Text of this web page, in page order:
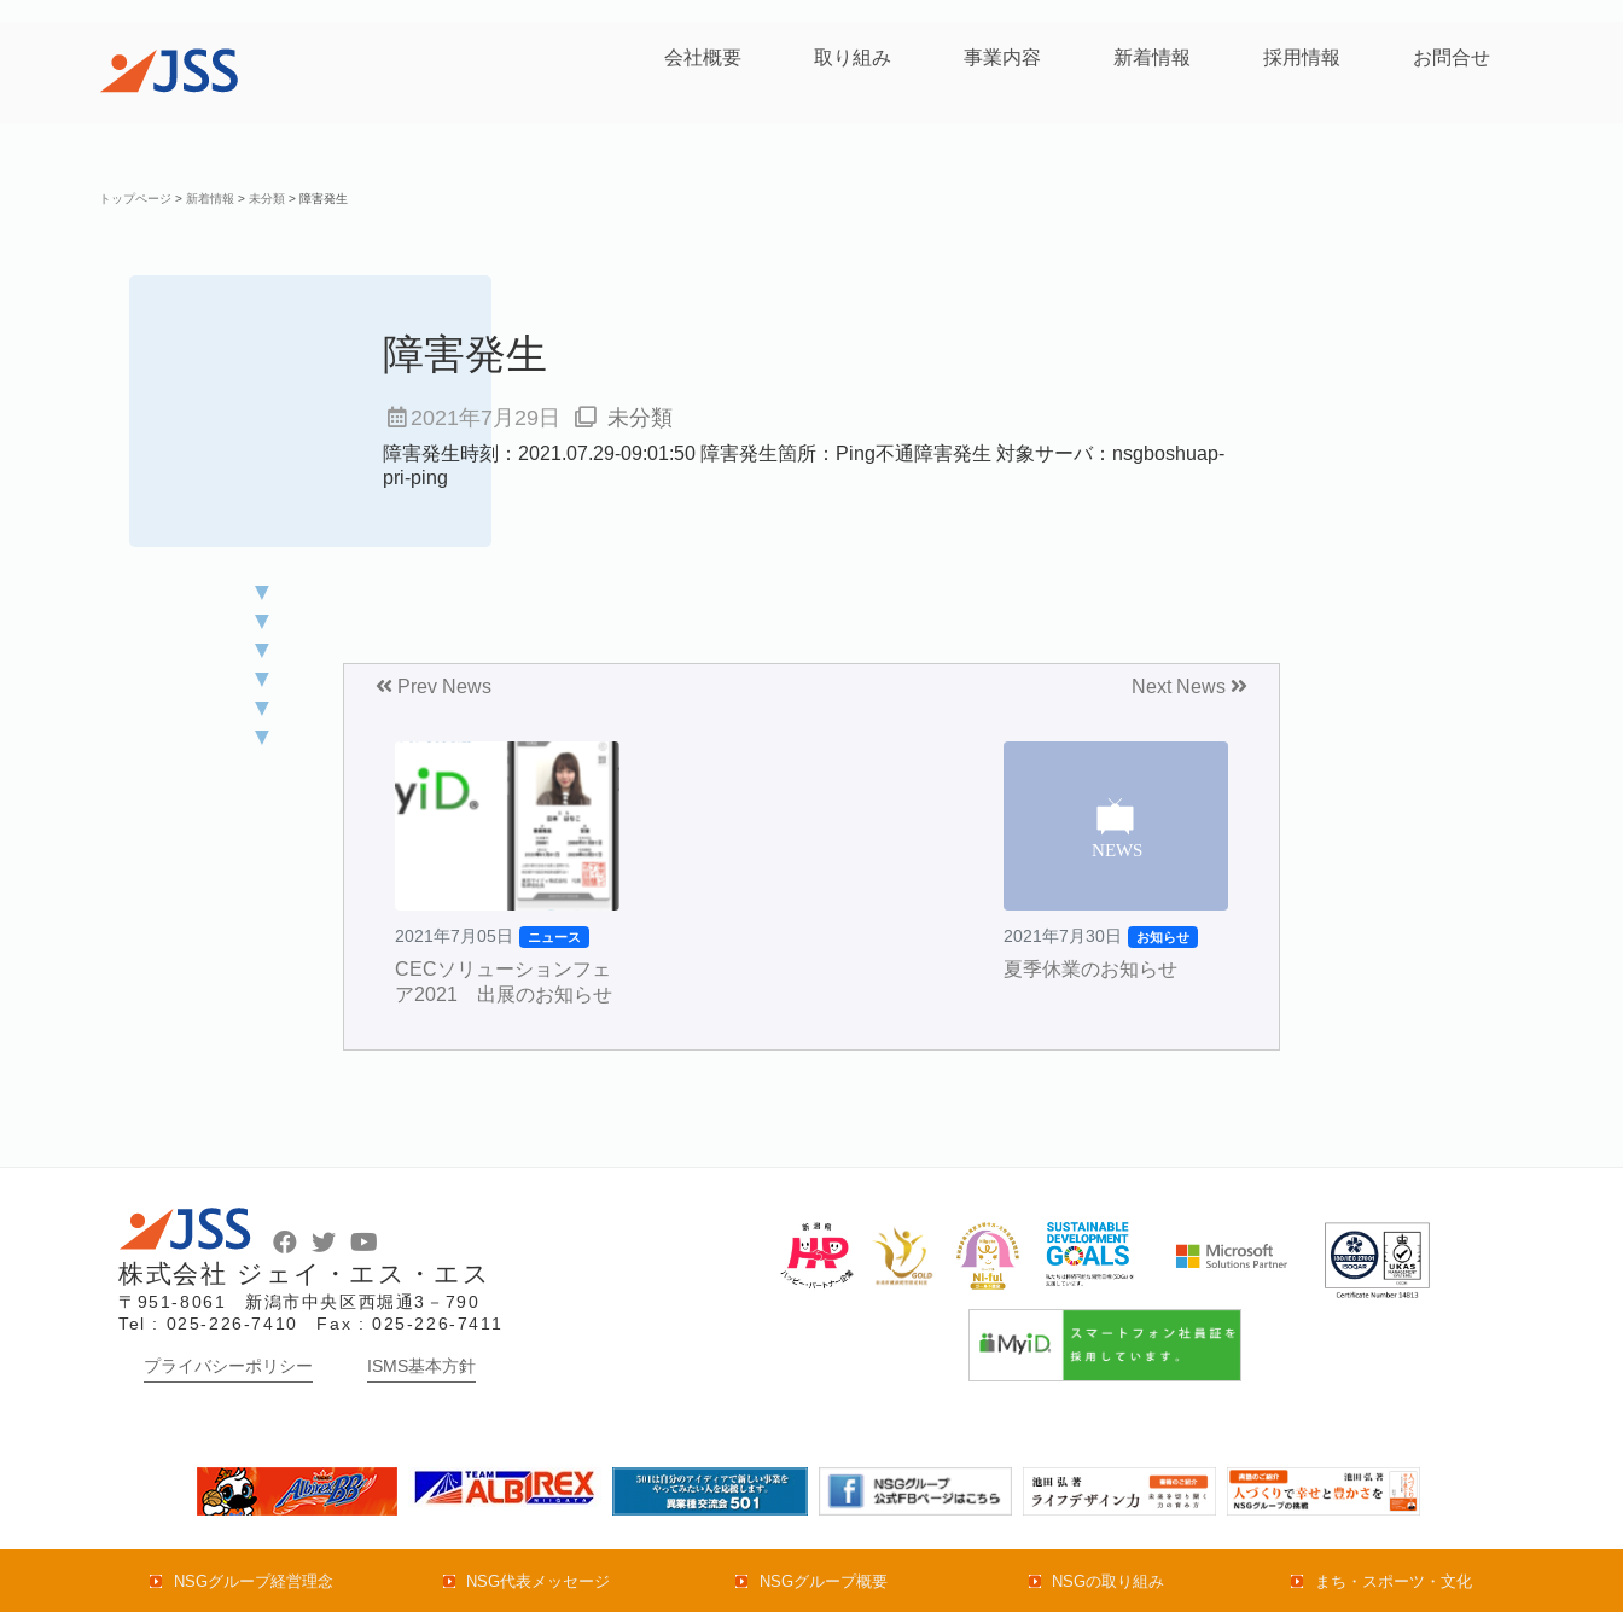
会社概要 取り組み 事業内容 新着情報 採用情報 お問合せ
トップページ > 新着情報 > 未分類 > 障害発生
▼
▼
▼
▼
▼
▼
障害発生
2021年7月29日 未分類
障害発生時刻：2021.07.29-09:01:50 障害発生箇所：Ping不通障害発生 対象サーバ：nsgboshuap-
pri-ping
Prev News
2021年7月05日 ニュース
CECソリューションフェ
ア2021 出展のお知らせ
Next News
2021年7月30日 お知らせ
夏季休業のお知らせ
株式会社 ジェイ・エス・エス
〒951-8061 新潟市中央区西堀通3－790
Tel : 025-226-7410 Fax : 025-226-7411
プライバシーポリシー ISMS基本方針
NSGグループ経営理念 NSG代表メッセージ NSGグループ概要 NSGの取り組み まち・スポーツ・文化